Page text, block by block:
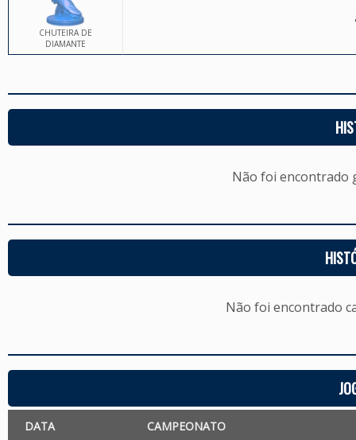
CHUTEIRA DE
DIAMANTE
Não foi encontrado
Não foi encontrado
DATA CAMPEONATO